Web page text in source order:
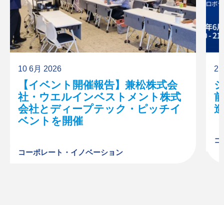
10 6月 2026
【イベント開催報告】兼松株式会
社・ウエルインベストメント株式
会社とディープテック・ピッチイ
ベントを開催
コーポレート・イノベーション
コ